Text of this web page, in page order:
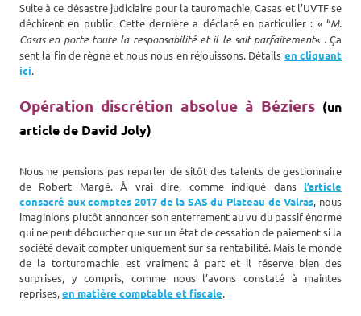
Suite à ce désastre judiciaire pour la tauromachie, Casas et l’UVTF se
déchirent en public. Cette dernière a déclaré en particulier : « “M.
Casas en porte toute la responsabilité et il le sait parfaitement« . Ça
sent la fin de règne et nous nous en réjouissons. Détails en cliquant
ici.
Opération discrétion absolue à Béziers (un
article de David Joly)
Nous ne pensions pas reparler de sitôt des talents de gestionnaire
de Robert Margé. À vrai dire, comme indiqué dans l’article
consacré aux comptes 2017 de la SAS du Plateau de Valras, nous
imaginions plutôt annoncer son enterrement au vu du passif énorme
qui ne peut déboucher que sur un état de cessation de paiement si la
société devait compter uniquement sur sa rentabilité. Mais le monde
de la torturomachie est vraiment à part et il réserve bien des
surprises, y compris, comme nous l’avons constaté à maintes
reprises,en matière comptable et fiscale.